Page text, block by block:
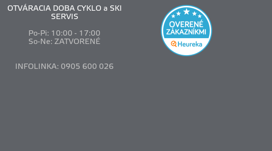
OTVÁRACIA DOBA CYKLO a SKI
SERVIS
Po-Pi: 10:00 - 17:00
So-Ne: ZATVORENÉ
INFOLINKA: 0905 600 026